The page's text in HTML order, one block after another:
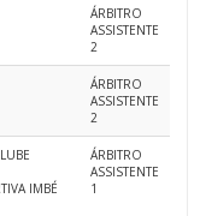
ÁRBITRO
ASSISTENTE
2
ÁRBITRO
ASSISTENTE
2
IMBÉ
ÁRBITRO
ASSISTENTE
1